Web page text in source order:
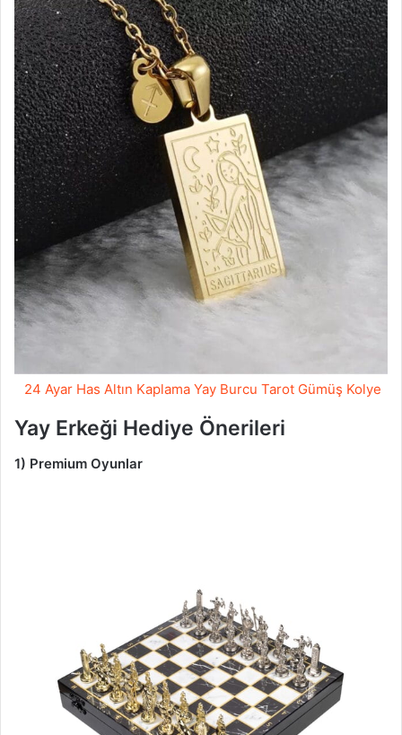
24 Ayar Has Altın Kaplama Yay Burcu Tarot Gümüş Kolye
Yay Erkeği Hediye Önerileri
1) Premium Oyunlar